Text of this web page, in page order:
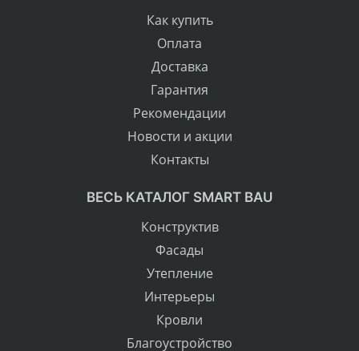
Как купить
Оплата
Доставка
Гарантия
Рекомендации
Новости и акции
Контакты
ВЕСЬ КАТАЛОГ SMART BAU
Конструктив
Фасады
Утепление
Интерьеры
Кровли
Благоустройство